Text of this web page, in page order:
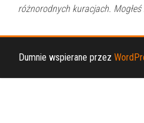
różnorodnych kuracjach.
Dumnie wspierane przez